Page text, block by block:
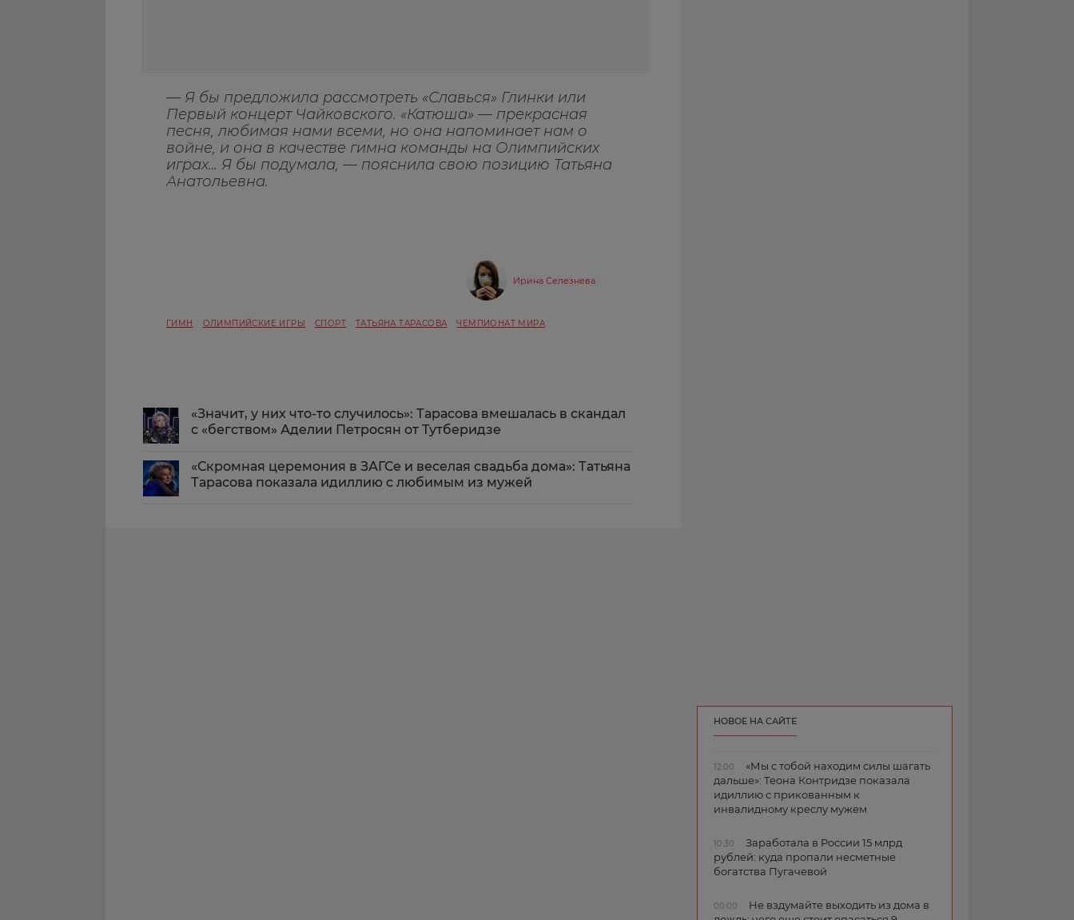
— Я бы предложила рассмотреть «Славься» Глинки или
Первый концерт Чайковского. «Катюша» — прекрасная
песня, любимая нами всеми, но она напоминает нам о
войне, и она в качестве гимна команды на Олимпийских
играх… Я бы подумала, — пояснила свою позицию Татьяна
Анатольевна.
Ирина Селезнева
ГИМН ОЛИМПИЙСКИЕ ИГРЫ СПОРТ ТАТЬЯНА ТАРАСОВА ЧЕМПИОНАТ МИРА
«Значит, у них что-то случилось»: Тарасова вмешалась в скандал
с «бегством» Аделии Петросян от Тутберидзе
«Скромная церемония в ЗАГСе и веселая свадьба дома»: Татьяна
Тарасова показала идиллию с любимым из мужей
НОВОЕ НА САЙТЕ
12:00
«Мы с тобой находим силы шагать
дальше»: Теона Контридзе показала
идиллию с прикованным к
инвалидному креслу мужем
10:30
Заработала в России 15 млрд
рублей: куда пропали несметные
богатства Пугачевой
00:00
Не вздумайте выходить из дома в